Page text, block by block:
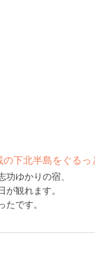
下北半島をぐるっ
ゆかりの宿、
観れます。
です。